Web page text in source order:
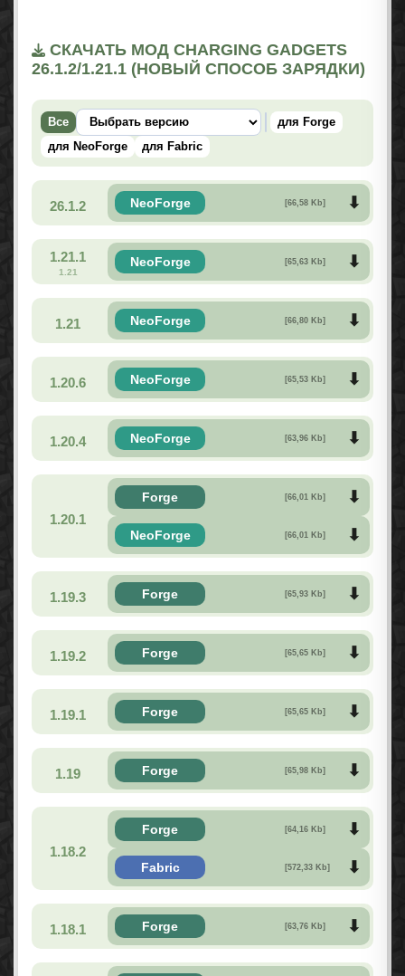
СКАЧАТЬ МОД CHARGING GADGETS
26.1.2/1.21.1 (НОВЫЙ СПОСОБ ЗАРЯДКИ)
Все
для Forge
для NeoForge
для Fabric
26.1.2 NeoForge [66,58 Kb]
1.21.1
1.21
NeoForge [65,63 Kb]
1.21 NeoForge [66,80 Kb]
1.20.6 NeoForge [65,53 Kb]
1.20.4 NeoForge [63,96 Kb]
1.20.1
Forge [66,01 Kb]
NeoForge [66,01 Kb]
1.19.3 Forge [65,93 Kb]
1.19.2 Forge [65,65 Kb]
1.19.1 Forge [65,65 Kb]
1.19 Forge [65,98 Kb]
1.18.2
Forge [64,16 Kb]
Fabric [572,33 Kb]
1.18.1 Forge [63,76 Kb]